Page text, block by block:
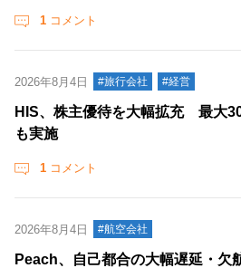
1 コメント
2026年8月4日 #旅行会社 #経営
HIS、株主優待を大幅拡充 最大
も実施
1 コメント
2026年8月4日 #航空会社
Peach、自己都合の大幅遅延・欠